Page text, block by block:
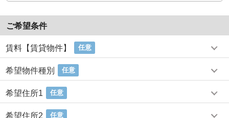
ご希望条件
賃料【賃貸物件】 任意
希望物件種別 任意
希望住所1 任意
希望住所2 任意